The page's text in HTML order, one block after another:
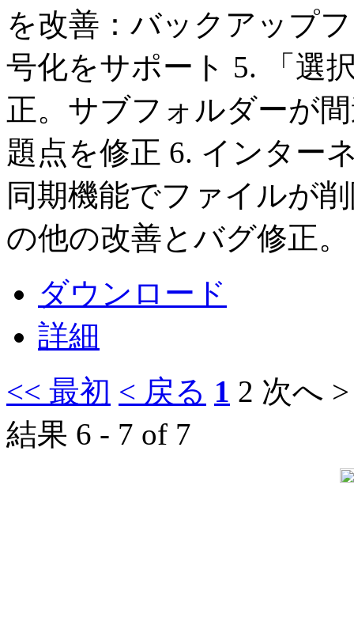
を改善：バックアップ
号化をサポート 5. 「選
正。サブフォルダーが
題点を修正 6. インター
同期機能でファイルが
の他の改善とバグ修正。
ダウンロード
詳細
<< 最初 < 戻る 1 2 次へ >
結果 6 - 7 of 7